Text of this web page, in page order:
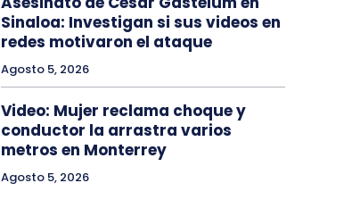
Sinaloa: Investigan si sus videos en
redes motivaron el ataque
Agosto 5, 2026
Video: Mujer reclama choque y
conductor la arrastra varios
metros en Monterrey
Agosto 5, 2026